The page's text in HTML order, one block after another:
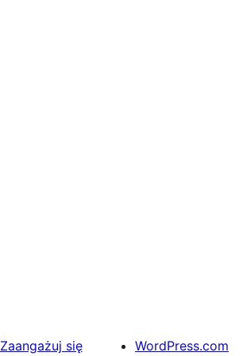
Zaangażuj się WordPress.com